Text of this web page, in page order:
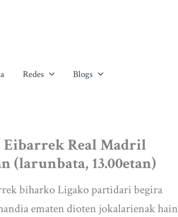
Redes Blogs
Real Madril
(larunbata, 13.00etan)
biharko Ligako partidari begira
ematen dioten jokalarienak hain